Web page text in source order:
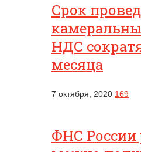
Срок
НДС
месяца
7 октября, 2020 169
ФНС России